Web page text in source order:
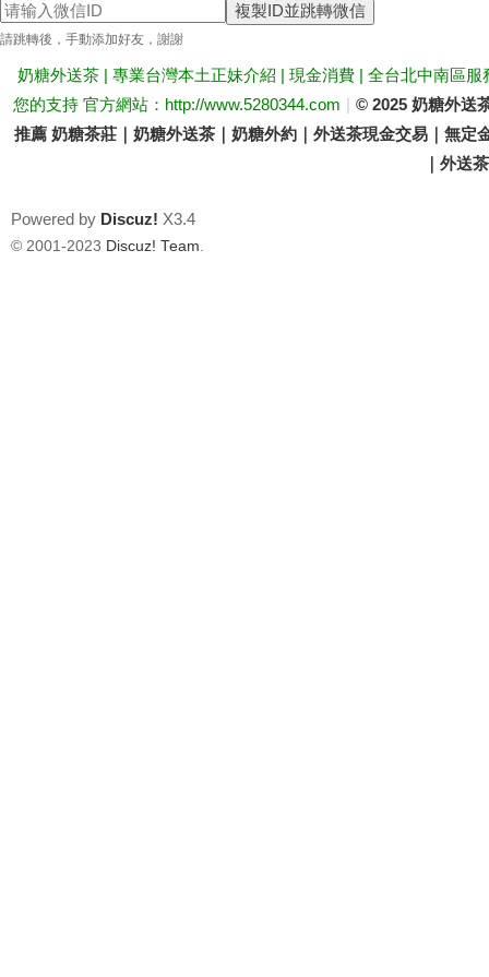
送
茶
複製ID並跳轉微信
請跳轉後，手動添加好友，謝謝
奶糖外送茶 | 專業台灣本土正妹介紹 | 現金消費 | 全台北中南區
您的支持 官方網站：http://www.5280344.com | © 2025 奶糖外送
推薦 奶糖茶莊｜奶糖外送茶｜奶糖外約｜外送茶現金交易｜無
｜外送
Powered by Discuz! X3.4
© 2001-2023 Discuz! Team.